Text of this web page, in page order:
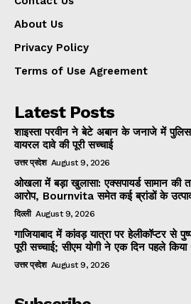
About Us
Privacy Policy
Terms of Use Agreement
Latest Posts
शाइस्ता परवीन ने बेटे अबान के जनाजे में पुलिस
वायरल दावे की पूरी सच्चाई
उत्तर प्रदेश August 9, 2026
ओखला में बड़ा खुलासा: एक्सपायर्ड सामान की
आरोप, Bournvita समेत कई ब्रांडों के उत्पाद
दिल्ली August 9, 2026
गाजियाबाद में कांवड़ यात्रा पर हेलीकॉप्टर से
पूरी सच्चाई; सीएम योगी ने एक दिन पहले किया
उत्तर प्रदेश August 9, 2026